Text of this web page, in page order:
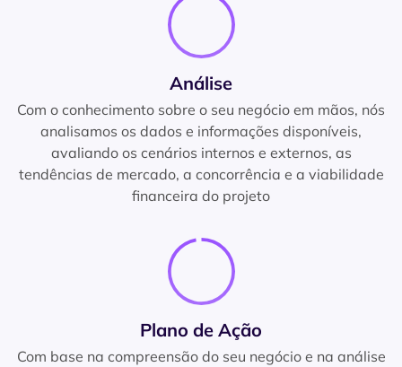
Análise
Com o conhecimento sobre o seu negócio em mãos, nós
analisamos os dados e informações disponíveis,
avaliando os cenários internos e externos, as
tendências de mercado, a concorrência e a viabilidade
financeira do projeto
Plano de Ação
Com base na compreensão do seu negócio e na análise